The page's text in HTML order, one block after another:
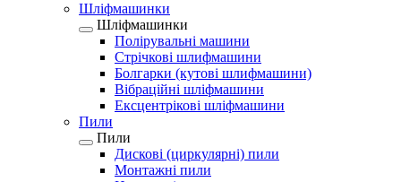
Шліфмашинки
Шліфмашинки
Полірувальні машини
Стрічкові шлифмашини
Болгарки (кутові шлифмашини)
Вібраційні шліфмашини
Ексцентрікові шліфмашини
Пили
Пили
Дискові (циркулярні) пили
Монтажні пили